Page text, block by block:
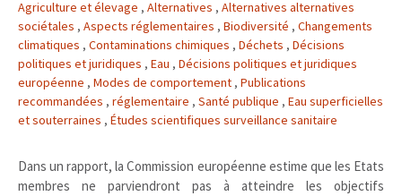
Agriculture et élevage , Alternatives , Alternatives alternatives
sociétales , Aspects réglementaires , Biodiversité , Changements
climatiques , Contaminations chimiques , Déchets , Décisions
politiques et juridiques , Eau , Décisions politiques et juridiques
européenne , Modes de comportement , Publications
recommandées , réglementaire , Santé publique , Eau superficielles
et souterraines , Études scientifiques surveillance sanitaire
Dans un rapport, la Commission européenne estime que les Etats
membres ne parviendront pas à atteindre les objectifs